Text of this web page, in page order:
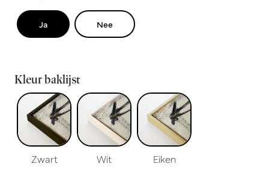
Ja Nee
Kleur baklijst
Zwart Wit Eiken